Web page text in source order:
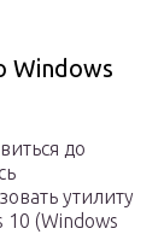
до
утилиту
(Windows